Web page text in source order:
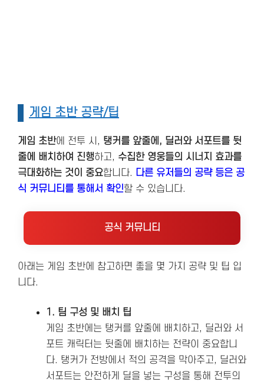
게임 초반 공략/팁
게임 초반에 전투 시, 탱커를 앞줄에, 딜러와 서포트를 뒷
줄에 배치하여 진행하고, 수집한 영웅들의 시너지 효과를
극대화하는 것이 중요합니다​. 다른 유저들의 공략 등은 공
식 커뮤니티를 통해서 확인할 수 있습니다.
공식 커뮤니티
아래는 게임 초반에 참고하면 좋을 몇 가지 공략 및 팁 입
니다.
1. 팀 구성 및 배치 팁
게임 초반에는 탱커를 앞줄에 배치하고, 딜러와 서
포트 캐릭터는 뒷줄에 배치하는 전략이 중요합니
다. 탱커가 전방에서 적의 공격을 막아주고, 딜러와
서포트는 안전하게 딜을 넣는 구성을 통해 전투의